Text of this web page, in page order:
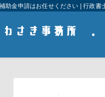
助金申請はお任せください | 行政書